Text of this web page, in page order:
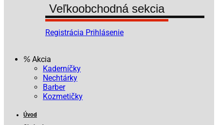
Veľkoobchodná sekcia
Registrácia Prihlásenie
Akcia
Kaderníčky
Nechtárky
Barber
Kozmetičky
Úvod